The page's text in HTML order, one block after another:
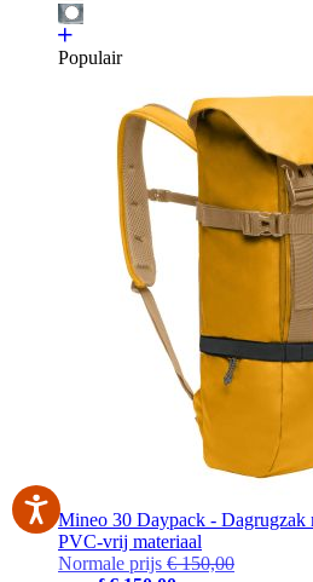
Populair
Mineo 30 Daypack - Dagrugzak
PVC-vrij materiaal
Normale prijs € 150,00